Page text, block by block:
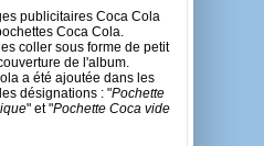
publicitaires Coca Cola
Coca Cola.
coller sous forme de petit
de l'album.
a été ajoutée dans les
désignations : "Pochette
" et "Pochette Coca vide